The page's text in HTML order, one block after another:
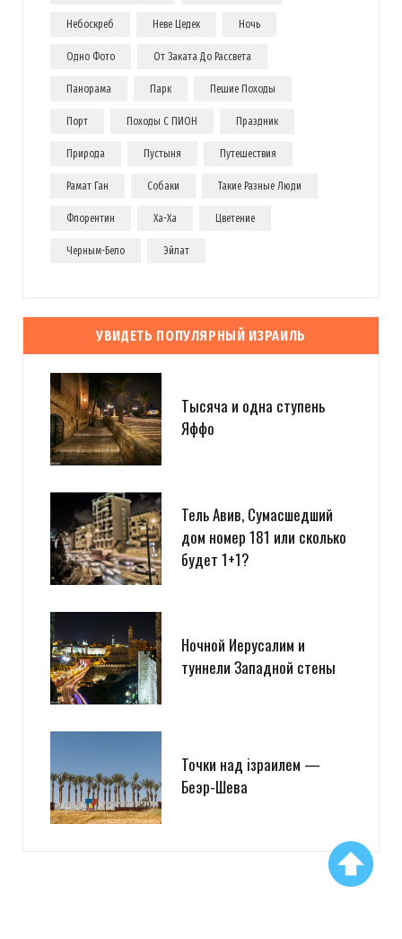
Небоскреб Неве Цедек Ночь
Одно Фото От Заката До Рассвета
Панорама Парк Пешие Походы
Порт Походы С ПИОН Праздник
Природа Пустыня Путешествия
Рамат Ган Собаки Такие Разные Люди
Флорентин Ха-Ха Цветение
Черным-Бело Эйлат
УВИДЕТЬ ПОПУЛЯРНЫЙ ИЗРАИЛЬ
Тысяча и одна ступень
Яффо
Тель Авив, Сумасшедший
дом номер 181 или сколько
будет 1+1?
Ночной Иерусалим и
туннели Западной стены
Точки над iзраилем —
Беэр-Шева